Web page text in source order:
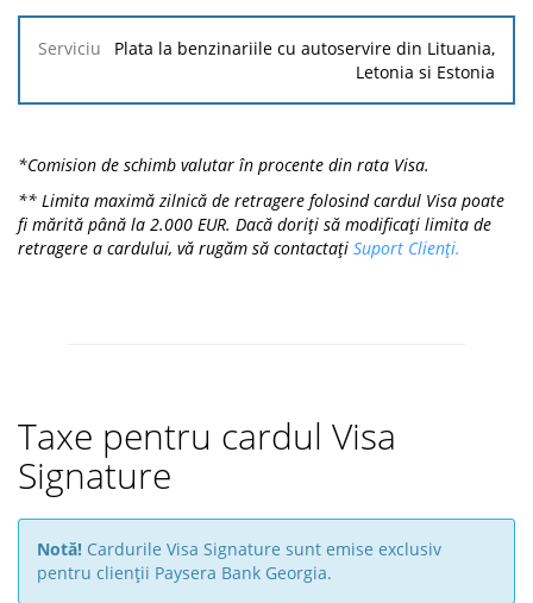
Plata la benzinariile cu autoservire din Lituania,
Letonia si Estonia
*Comision de schimb valutar în procente din rata Visa.
** Limita maximă zilnică de retragere folosind cardul Visa poate
fi mărită până la 2.000 EUR. Dacă doriți să modificați limita de
retragere a cardului, vă rugăm să contactați Suport Clienți.
Taxe pentru cardul Visa
Signature
Notă! Cardurile Visa Signature sunt emise exclusiv
pentru clienții Paysera Bank Georgia.